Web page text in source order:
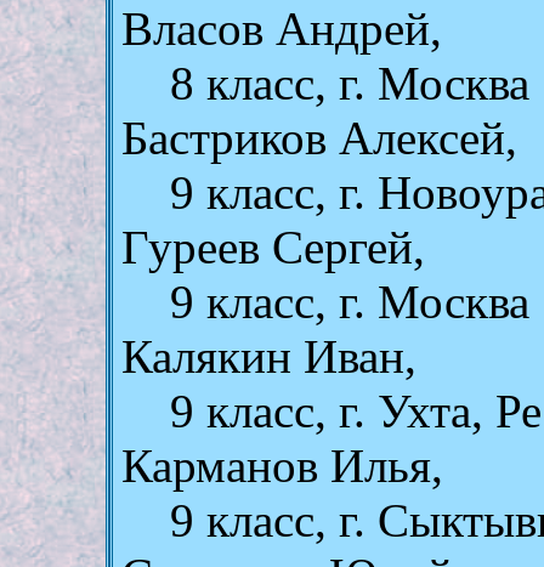
Власов Андрей,
8 клаcc, г. Москва
Бастриков Алексей,
9 клаcc, г.
Гуреев Сергей,
9 клаcc, г. Москва
Калякин Иван,
9 клаcc, г. Ухта,
Карманов Илья,
9 клаcc, г.